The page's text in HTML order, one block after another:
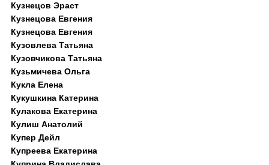
Кузнецов Эраст
Кузнецова Евгения
Кузнецова Евгения
Кузовлева Татьяна
Кузовчикова Татьяна
Кузьмичева Ольга
Кукла Елена
Кукушкина Катерина
Кулакова Екатерина
Кулиш Анатолий
Купер Дейл
Купреева Екатерина